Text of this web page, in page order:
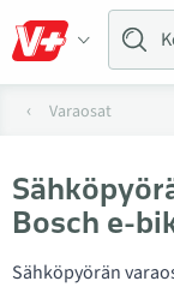
Varaosat
Bosch e-
Sähköpyörän